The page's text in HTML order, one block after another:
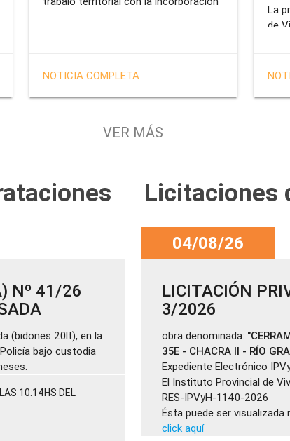
NOTICIA COMPLETA
La
de
VER MÁS
Nº 41/26
(bidones 20lt), en la
bajo custodia
10:14HS DEL
Licitaciones
04/08/26
LICITACIÓN
3/2026
obra denominada:
35E - CHACRA II - RÍO
Expediente Electrónico
El Instituto Provincial de
RES-IPVyH-1140-2026
Ésta puede ser visualizada
click aquí